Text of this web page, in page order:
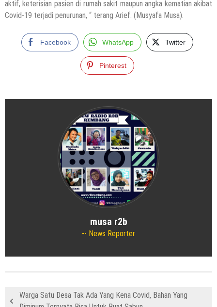
aktif, keterisian pasien di rumah sakit maupun angka kematian akibat
Covid-19 terjadi penurunan, “ terang Arief. (Musyafa Musa).
Facebook WhatsApp Twitter
Pinterest
musa r2b
News Reporter
Warga Satu Desa Tak Ada Yang Kena Covid, Bahan Yang